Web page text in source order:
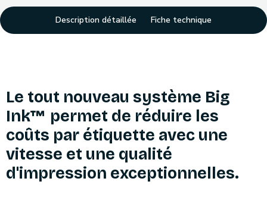
Description détaillée Fiche technique
Le tout nouveau système Big
Ink™ permet de réduire les
coûts par étiquette avec une
vitesse et une qualité
d'impression exceptionnelles.